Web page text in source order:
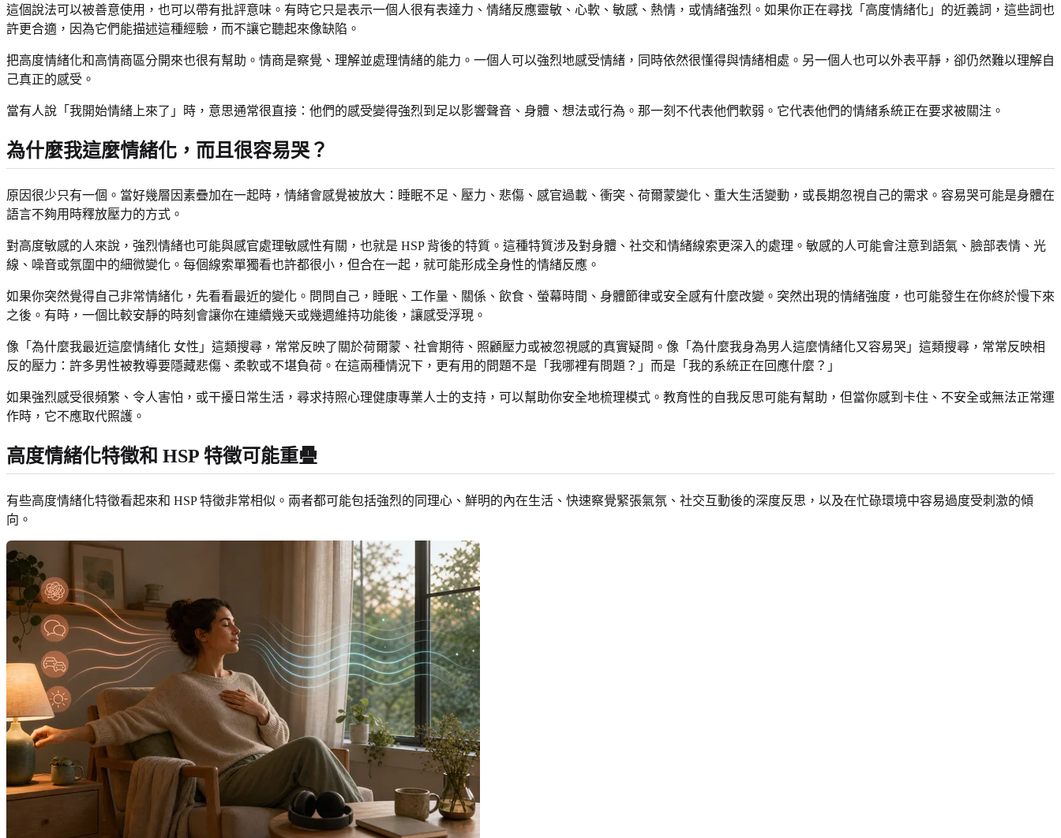
這個說法可以被善意使用，也可以帶有批評意味。有時它只是表示一個人很有表達力、情緒反應靈敏、心軟、敏感、熱情，或情緒強烈。如果你正在尋找「高度情緒化」的近義詞，這些詞也
許更合適，因為它們能描述這種經驗，而不讓它聽起來像缺陷。
把高度情緒化和高情商區分開來也很有幫助。情商是察覺、理解並處理情緒的能力。一個人可以強烈地感受情緒，同時依然很懂得與情緒相處。另一個人也可以外表平靜，卻仍然難以理解自
己真正的感受。
當有人說「我開始情緒上來了」時，意思通常很直接：他們的感受變得強烈到足以影響聲音、身體、想法或行為。那一刻不代表他們軟弱。它代表他們的情緒系統正在要求被關注。
為什麼我這麼情緒化，而且很容易哭？
原因很少只有一個。當好幾層因素疊加在一起時，情緒會感覺被放大：睡眠不足、壓力、悲傷、感官過載、衝突、荷爾蒙變化、重大生活變動，或長期忽視自己的需求。容易哭可能是身體在
語言不夠用時釋放壓力的方式。
對高度敏感的人來說，強烈情緒也可能與感官處理敏感性有關，也就是 HSP 背後的特質。這種特質涉及對身體、社交和情緒線索更深入的處理。敏感的人可能會注意到語氣、臉部表情、光
線、噪音或氛圍中的細微變化。每個線索單獨看也許都很小，但合在一起，就可能形成全身性的情緒反應。
如果你突然覺得自己非常情緒化，先看看最近的變化。問問自己，睡眠、工作量、關係、飲食、螢幕時間、身體節律或安全感有什麼改變。突然出現的情緒強度，也可能發生在你終於慢下來
之後。有時，一個比較安靜的時刻會讓你在連續幾天或幾週維持功能後，讓感受浮現。
像「為什麼我最近這麼情緒化 女性」這類搜尋，常常反映了關於荷爾蒙、社會期待、照顧壓力或被忽視感的真實疑問。像「為什麼我身為男人這麼情緒化又容易哭」這類搜尋，常常反映相
反的壓力：許多男性被教導要隱藏悲傷、柔軟或不堪負荷。在這兩種情況下，更有用的問題不是「我哪裡有問題？」而是「我的系統正在回應什麼？」
如果強烈感受很頻繁、令人害怕，或干擾日常生活，尋求持照心理健康專業人士的支持，可以幫助你安全地梳理模式。教育性的自我反思可能有幫助，但當你感到卡住、不安全或無法正常運
作時，它不應取代照護。
高度情緒化特徵和 HSP 特徵可能重疊
有些高度情緒化特徵看起來和 HSP 特徵非常相似。兩者都可能包括強烈的同理心、鮮明的內在生活、快速察覺緊張氣氛、社交互動後的深度反思，以及在忙碌環境中容易過度受刺激的傾
向。